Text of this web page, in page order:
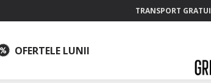
TRANSPORT
OFERTELE LUNII